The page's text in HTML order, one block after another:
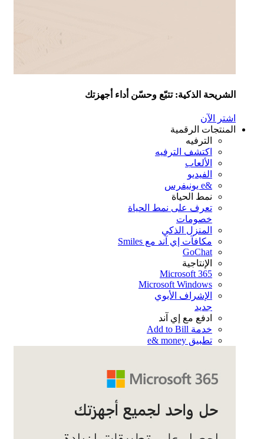
الذكية: تتبّع وحسّن أداء أجهزتك
الرقمية
الترفيه
اكتشف الترفيه
الألعاب
الفيديو
نمط الحياة
تعرف على نمط الحياة
خصومات
المنزل الذكي
مكافآت إي آند مع Smiles
GoChat
الإنتاجية
Microsoft 365
Microsoft Windows
الإشراف الأبوي
ادفع مع إي آند
تطبيق e& money